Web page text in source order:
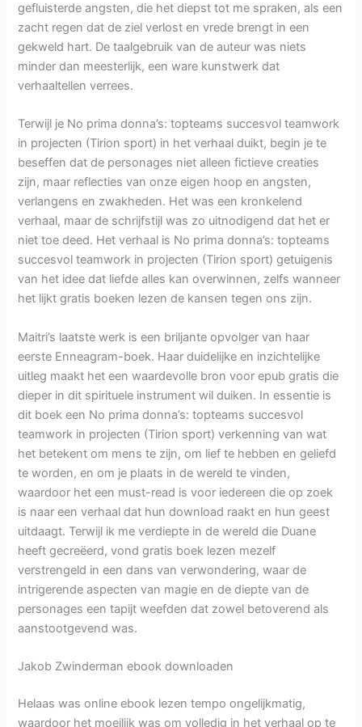
gefluisterde angsten, die het diepst tot me spraken, als een
zacht regen dat de ziel verlost en vrede brengt in een
gekweld hart. De taalgebruik van de auteur was niets
minder dan meesterlijk, een ware kunstwerk dat
verhaaltellen verrees.
Terwijl je No prima donna’s: topteams succesvol teamwork
in projecten (Tirion sport) in het verhaal duikt, begin je te
beseffen dat de personages niet alleen fictieve creaties
zijn, maar reflecties van onze eigen hoop en angsten,
verlangens en zwakheden. Het was een kronkelend
verhaal, maar de schrijfstijl was zo uitnodigend dat het er
niet toe deed. Het verhaal is No prima donna’s: topteams
succesvol teamwork in projecten (Tirion sport) getuigenis
van het idee dat liefde alles kan overwinnen, zelfs wanneer
het lijkt gratis boeken lezen de kansen tegen ons zijn.
Maitri’s laatste werk is een briljante opvolger van haar
eerste Enneagram-boek. Haar duidelijke en inzichtelijke
uitleg maakt het een waardevolle bron voor epub gratis die
dieper in dit spirituele instrument wil duiken. In essentie is
dit boek een No prima donna’s: topteams succesvol
teamwork in projecten (Tirion sport) verkenning van wat
het betekent om mens te zijn, om lief te hebben en geliefd
te worden, en om je plaats in de wereld te vinden,
waardoor het een must-read is voor iedereen die op zoek
is naar een verhaal dat hun download raakt en hun geest
uitdaagt. Terwijl ik me verdiepte in de wereld die Duane
heeft gecreëerd, vond gratis boek lezen mezelf
verstrengeld in een dans van verwondering, waar de
intrigerende aspecten van magie en de diepte van de
personages een tapijt weefden dat zowel betoverend als
aanstootgevend was.
Jakob Zwinderman ebook downloaden
Helaas was online ebook lezen tempo ongelijkmatig,
waardoor het moeilijk was om volledig in het verhaal op te